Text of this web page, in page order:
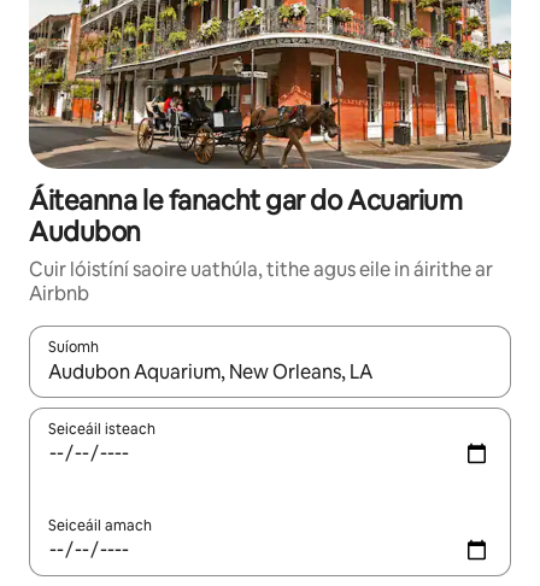
Áiteanna le fanacht gar do Acuarium
Audubon
Cuir lóistíní saoire uathúla, tithe agus eile in áirithe ar
Airbnb
Suíomh
Nuair a bheidh torthaí ar fáil, déan nascleanúint le
Seiceáil isteach
Seiceáil amach